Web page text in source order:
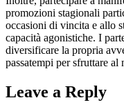
promozioni stagionali
occasioni di vincita e allo
capacità agonistiche. I
diversificare la propria
passatempi per sfruttare
Leave a Reply